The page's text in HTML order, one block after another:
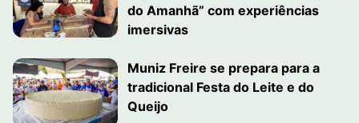
do Amanhã” com experiências
imersivas
Muniz Freire se prepara para a
tradicional Festa do Leite e do
Queijo